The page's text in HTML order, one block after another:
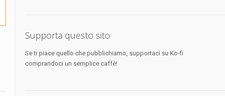
Supporta questo sito
Se ti piace quello che pubblichiamo, supportaci su Ko-fi
comprandoci un semplice caffè!